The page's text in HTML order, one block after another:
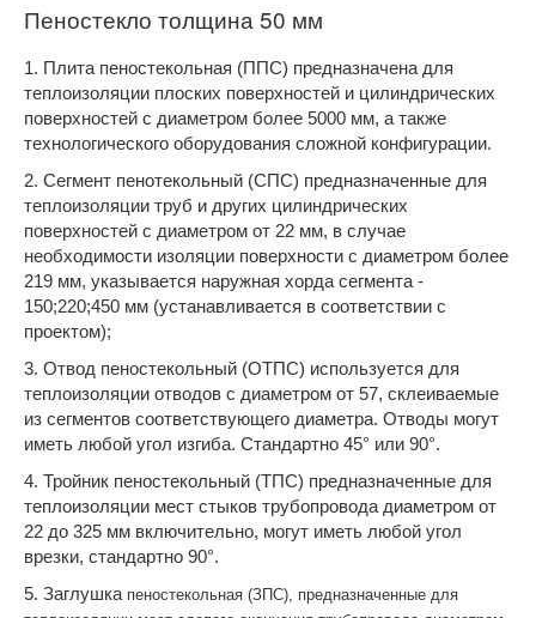
Пеностекло толщина 50 мм
1. Плита пеностекольная (ППС) предназначена для
теплоизоляции плоских поверхностей и цилиндрических
поверхностей с диаметром более 5000 мм, а также
технологического оборудования сложной конфигурации.
2. Сегмент пенотекольный (СПС) предназначенные для
теплоизоляции труб и других цилиндрических
поверхностей с диаметром от 22 мм, в случае
необходимости изоляции поверхности с диаметром более
219 мм, указывается наружная хорда сегмента -
150;220;450 мм (устанавливается в соответствии с
проектом);
3. Отвод пеностекольный (ОТПС) используется для
теплоизоляции отводов с диаметром от 57, склеиваемые
из сегментов соответствующего диаметра. Отводы могут
иметь любой угол изгиба. Стандартно 45° или 90°.
4. Тройник пеностекольный (ТПС) предназначенные для
теплоизоляции мест стыков трубопровода диаметром от
22 до 325 мм включительно, могут иметь любой угол
врезки, стандартно 90°.
5. Заглушка пеностекольная (ЗПС), предназначенные для